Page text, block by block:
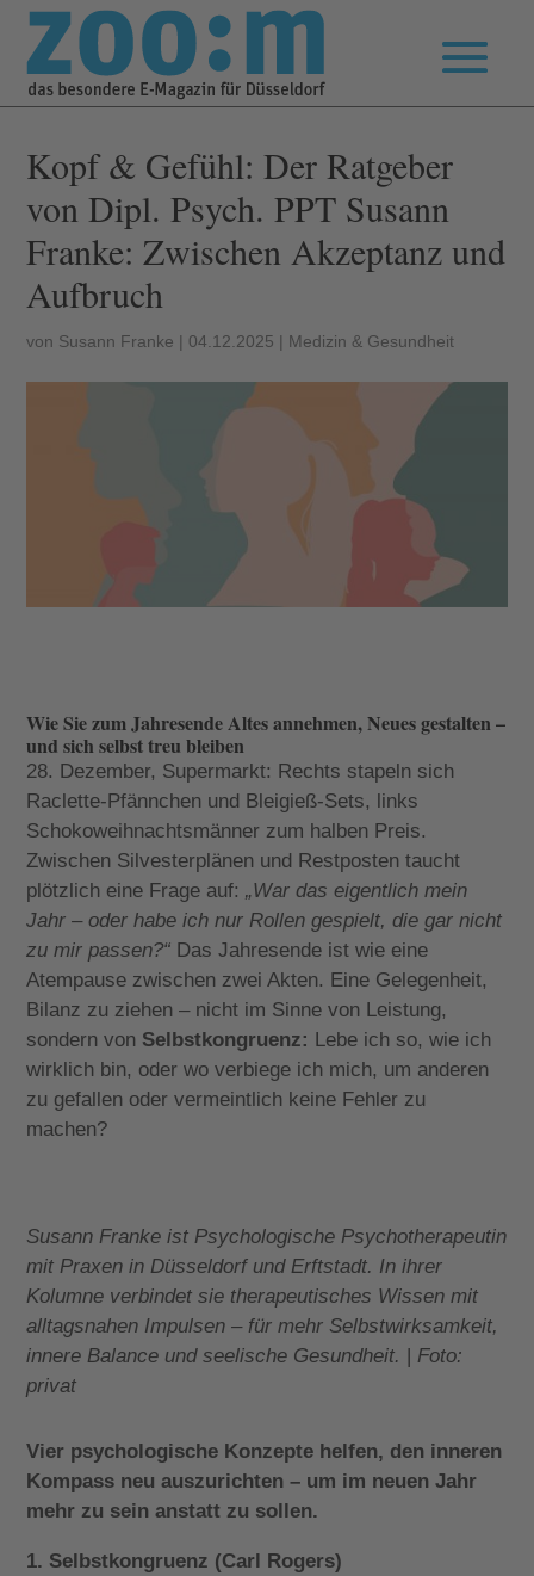
Kopf & Gefühl: Der Ratgeber
von Dipl. Psych. PPT Susann
Franke: Zwischen Akzeptanz und
Aufbruch
von Susann Franke | 04.12.2025 | Medizin & Gesundheit
Wie Sie zum Jahresende Altes annehmen, Neues gestalten –
und sich selbst treu bleiben
28. Dezember, Supermarkt: Rechts stapeln sich
Raclette-Pfännchen und Bleigieß-Sets, links
Schokoweihnachtsmänner zum halben Preis.
Zwischen Silvesterplänen und Restposten taucht
plötzlich eine Frage auf:„War das eigentlich mein
Jahr – oder habe ich nur Rollen gespielt, die gar nicht
zu mir passen?“ Das Jahresende ist wie eine
Atempause zwischen zwei Akten. Eine Gelegenheit,
Bilanz zu ziehen – nicht im Sinne von Leistung,
sondern von Selbstkongruenz: Lebe ich so, wie ich
wirklich bin, oder wo verbiege ich mich, um anderen
zu gefallen oder vermeintlich keine Fehler zu
machen?
Susann Franke ist Psychologische Psychotherapeutin
mit Praxen in Düsseldorf und Erftstadt. In ihrer
Kolumne verbindet sie therapeutisches Wissen mit
alltagsnahen Impulsen – für mehr Selbstwirksamkeit,
innere Balance und seelische Gesundheit. |Foto:
privat
Vier psychologische Konzepte helfen, den inneren
Kompass neu auszurichten – um im neuen Jahr
mehr zu sein anstatt zu sollen.
1. Selbstkongruenz (Carl Rogers)